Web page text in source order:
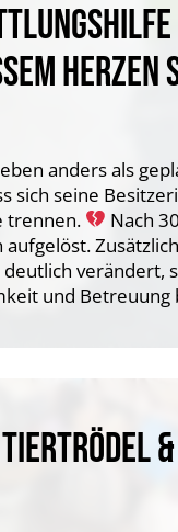
HERZEN
anders als
sich seine
trennen.
Nach
verändert,
und